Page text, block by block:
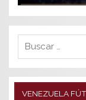
VENEZUELA